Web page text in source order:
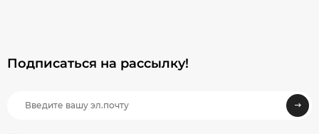
Подписаться на рассылкy!